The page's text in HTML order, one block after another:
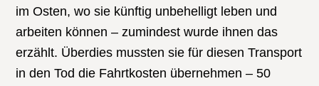
im Osten, wo sie künftig unbehelligt leben und
arbeiten können – zumindest wurde ihnen das
erzählt. Überdies mussten sie für diesen Transport
in den Tod die Fahrtkosten übernehmen – 50